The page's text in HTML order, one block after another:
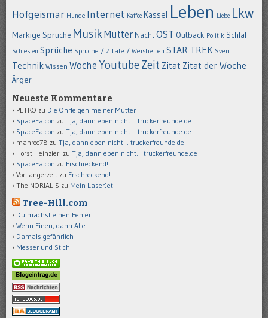
Hofgeismar Hunde Internet Kaffee Kassel Leben Liebe Lkw
Markige Sprüche MusikMutter NachtOST Outback Politik Schlaf
Schlesien Sprüche Sprüche / Zitate / Weisheiten STAR TREK Sven
Technik Wissen Woche Youtube Zeit Zitat Zitat der Woche
Ärger
Neueste Kommentare
PETRO zu Die Ohrfeigen meiner Mutter
SpaceFalcon zu Tja, dann eben nicht… truckerfreunde.de
SpaceFalcon zu Tja, dann eben nicht… truckerfreunde.de
manroc78 zu Tja, dann eben nicht… truckerfreunde.de
Horst Heinzierl zu Tja, dann eben nicht… truckerfreunde.de
SpaceFalcon zu Erschreckend!
VorLangerzeit zu Erschreckend!
The NORIALIS zu Mein LaserJet
Tree-Hill.com
Du machst einen Fehler
Wenn Einen, dann Alle
Damals gefährlich
Messer und Stich